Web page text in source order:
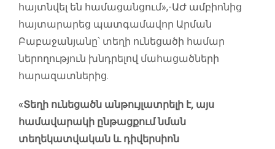
հայտնվել են համացանցում»,-ԱԺ ամբիոնից
հայտարարեց պատգամավոր Արման
Բաբաջանյանը՝ տեղի ունեցածի համար
ներողություն խնդրելով մահացածների
հարազատներից.
«Տեղի ունեցածն անթույլատրելի է, այս
համավարակի ընթացքում նման
տեղեկատվական և դիվերսիոն